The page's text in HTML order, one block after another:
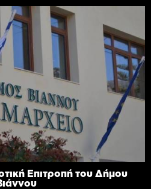
Επιτροπή του Δήμου